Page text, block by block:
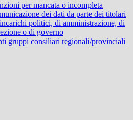
per mancata o incompleta
dei dati da parte dei titolari
politici, di amministrazione, di
o di governo
gruppi consiliari regionali/provinciali